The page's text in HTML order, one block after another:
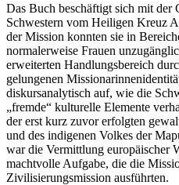
Das Buch beschäftigt sich mit
Schwestern vom Heiligen Kreuz
der Mission konnten sie in
normalerweise Frauen
erweiterten Handlungsbereich
gelungenen
diskursanalytisch auf, wie die
„fremde“ kulturelle Elemente
der erst kurz zuvor erfolgten
und des indigenen Volkes der
war die Vermittlung europäischer
machtvolle Aufgabe, die die
Zivilisierungsmission ausführten.